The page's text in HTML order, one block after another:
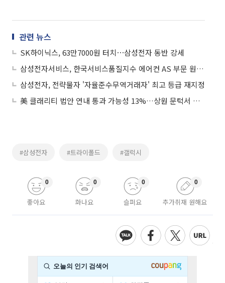
관련 뉴스
SK하이닉스, 63만7000원 터치⋯삼성전자 동반 강세
삼성전자서비스, 한국서비스품질지수 에어컨 AS 부문 원년 1위
삼성전자, 전략물자 '자율준수무역거래자' 최고 등급 재지정
美 클래리티 법안 연내 통과 가능성 13%…상원 문턱서 제동
#삼성전자 #트라이폴드 #갤럭시
좋아요
0
화나요
0
슬퍼요
0
추가취재 원해요
0